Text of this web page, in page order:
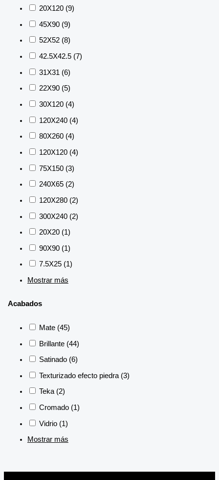
20X120 (9)
45X90 (9)
52X52 (8)
42.5X42.5 (7)
31X31 (6)
22X90 (5)
30X120 (4)
120X240 (4)
80X260 (4)
120X120 (4)
75X150 (3)
240X65 (2)
120X280 (2)
300X240 (2)
20X20 (1)
90X90 (1)
7.5X25 (1)
Mostrar más
Acabados
Mate (45)
Brillante (44)
Satinado (6)
Texturizado efecto piedra (3)
Teka (2)
Cromado (1)
Vidrio (1)
Mostrar más